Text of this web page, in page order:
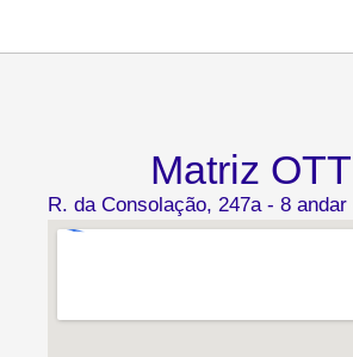
Matriz
R. da Consolação, 247a - 8